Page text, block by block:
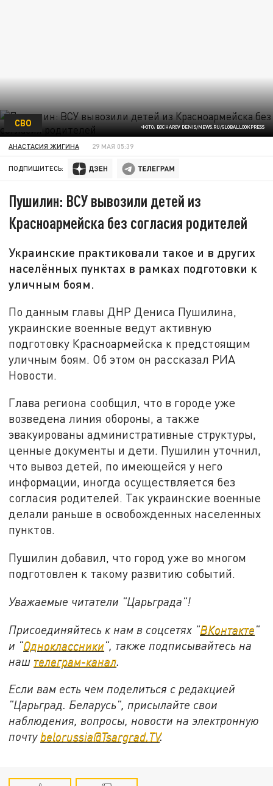
ФОТО: BOCHAROV DENIS/NEWS.RU/GLOBALLOOKPRESS
СВО
АНАСТАСИЯ ЖИГИНА 29 МАЯ 05:39
ПОДПИШИТЕСЬ:
Пушилин: ВСУ вывозили детей из
Красноармейска без согласия родителей
Украинские практиковали такое и в других
населённых пунктах в рамках подготовки к
уличным боям.
По данным главы ДНР Дениса Пушилина,
украинские военные ведут активную
подготовку Красноармейска к предстоящим
уличным боям. Об этом он рассказал РИА
Новости.
Глава региона сообщил, что в городе уже
возведена линия обороны, а также
эвакуированы административные структуры,
ценные документы и дети. Пушилин уточнил,
что вывоз детей, по имеющейся у него
информации, иногда осуществляется без
согласия родителей. Так украинские военные
делали раньше в освобожденных населенных
пунктов.
Пушилин добавил, что город уже во многом
подготовлен к такому развитию событий.
Уважаемые читатели "Царьграда"!
Присоединяйтесь к нам в соцсетях "ВКонтакте"
и "Одноклассники", также подписывайтесь на
наш телеграм-канал
Если вам есть чем поделиться с редакцией
"Царьград. Беларусь", присылайте свои
наблюдения, вопросы, новости на электронную
почту belorussia@Tsargrad.TV.